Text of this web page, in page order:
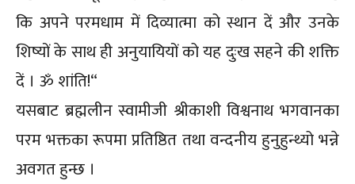
कि अपने परमधाम में दिव्यात्मा को स्थान दें और उनके
शिष्यों के साथ ही अनुयायियों को यह दुःख सहने की शक्ति
दें । ॐ शांति!“
यसबाट ब्रह्मलीन स्वामीजी श्रीकाशी विश्वनाथ भगवानका
परम भक्तका रूपमा प्रतिष्ठित तथा वन्दनीय हुनुहुन्थ्यो भन्ने
अवगत हुन्छ ।